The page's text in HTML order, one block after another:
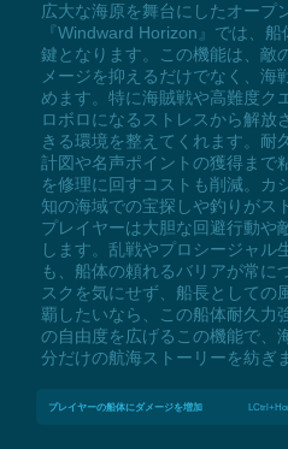
広大な海原を舞台にしたオープ
『Windward Horizon』では、
鍵となります。この機能は、敵
メージを抑えるだけでなく、海
めます。特に海賊戦や高難度ク
ロボロになるストレスから解放
きる環境を整えてくれます。耐
計図や名声ポイントの獲得まで
を修理に回すコストも削減。カ
知の海域での宝探しや釣りがス
プレイヤーは大胆な回避行動や
します。乱戦やプロシージャル
も、船体の頼れるバリアが常に
スクを気にせず、船長としての
覇したいなら、この船体耐久力
の自由度を広げるこの機能で、
分だけの航海ストーリーを紡ぎ
プレイヤーの船体にダメージを増加